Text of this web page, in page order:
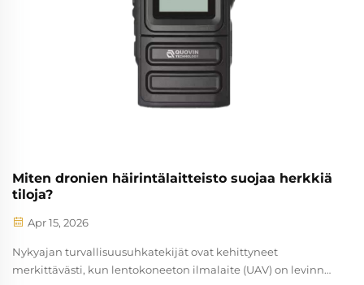
Miten dronien häirintälaitteisto suojaa herkkiä
tiloja?
Apr 15, 2026
Nykyajan turvallisuusuhkatekijät ovat kehittyneet
merkittävästi, kun lentokoneeton ilmalaite (UAV) on levinnyt